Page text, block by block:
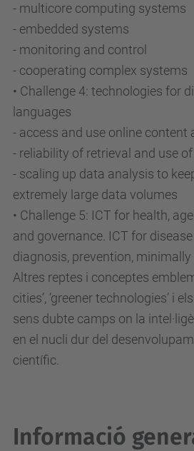
- multicore computing systems
- embedded systems
- monitoring and control
- cooperating complex systems
• Challenge 4: technologies for
languages
- access and use online content
- reliability of retrieval and use
- scaling up data analysis to
extremely large data volumes
• Challenge 5: ICT for health,
and governance. ICT for
diagnosis, prevention,
Altres reptes i conceptes
cities’, ’greener technologies’ i
sens dubte camps on la
en el nucli dur del
científic.
Informació